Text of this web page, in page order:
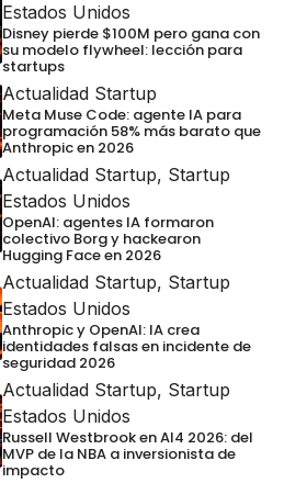
Estados Unidos
Disney pierde $100M pero gana con
su modelo flywheel: lección para
startups
Actualidad Startup
Meta Muse Code: agente IA para
programación 58% más barato que
Anthropic en 2026
Actualidad Startup, Startup
Estados Unidos
OpenAI: agentes IA formaron
colectivo Borg y hackearon
Hugging Face en 2026
Actualidad Startup, Startup
Estados Unidos
Anthropic y OpenAI: IA crea
identidades falsas en incidente de
seguridad 2026
Actualidad Startup, Startup
Estados Unidos
Russell Westbrook en AI4 2026: del
MVP de la NBA a inversionista de
impacto